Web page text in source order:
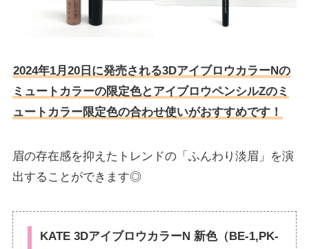
2024年1月20日に発売される3DアイブロウカラーNの
ミュートカラーの限定色と アイブロウペンシルZのミ
ュートカラー限定色の合わせ使いがおすすめです！
眉の存在感を抑えたトレンドの「ふんわり淡眉」を演
出することができます◎
KATE 3DアイブロウカラーN 新色（BE-1, PK-